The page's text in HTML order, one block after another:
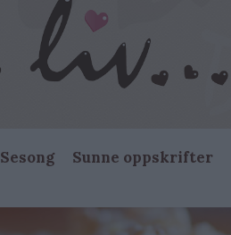
Sesong Sunne oppskrifter